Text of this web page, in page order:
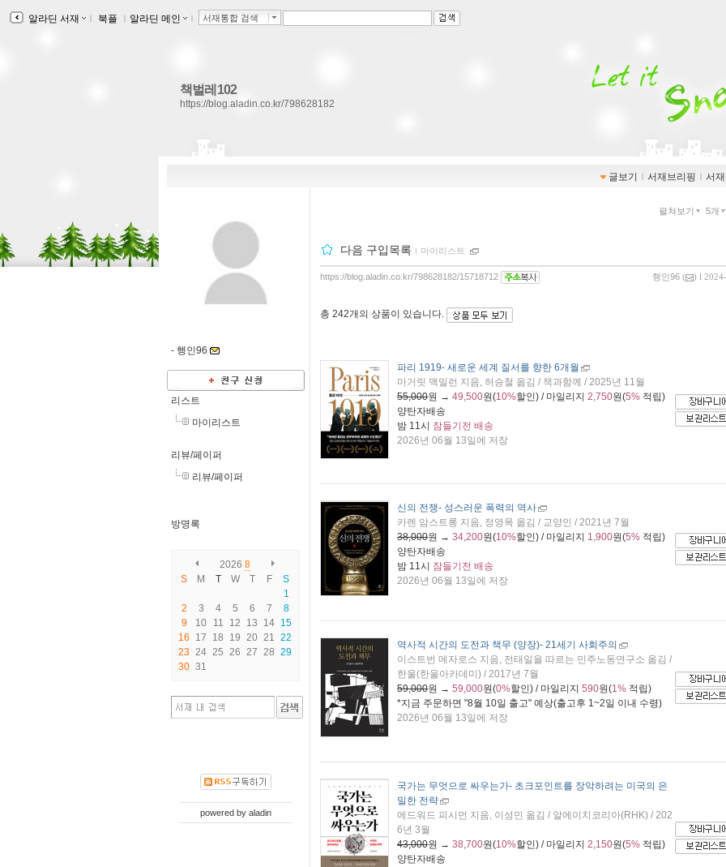
알라딘 서재 ｌ 북플 ｌ 알라딘 메인 ｌ 서재통합 검색
책벌레102
https://blog.aladin.co.kr/798628182
글보기 ｌ 서재브리핑 ｌ 서재
- 행인96
리스트
마이리스트
리뷰/페이퍼
리뷰/페이퍼
방명록
2026 8
S
M T W T F
S
1
2
3 4 5 6 7
8
9
10 11 12 13 14 15
16
17 18 19 20 21 22
23 24 25 26 27 28 29
30 31
powered by aladin
펼쳐보기 5개
다음 구입목록 ｌ 마이리스트
행인96 ( ) l
https://blog.aladin.co.kr/798628182/15718712
총 242개 의 상품이 있습니다.
파리 1919- 새로운 세계 질서를 향한 6개월
마거릿 맥밀런 지음, 허승철 옮김 / 책과함께 / 2025년 11월
55,000원 → 49,500원(10%할인) / 마일리지 2,750원(5% 적립)
양탄자배송
밤 11시 잠들기전 배송
2026년 06월 13일에 저장
신의 전쟁- 성스러운 폭력의 역사
카렌 암스트롱 지음, 정영목 옮김 / 교양인 / 2021년 7월
38,000원 → 34,200원(10%할인) / 마일리지 1,900원(5% 적립)
양탄자배송
밤 11시 잠들기전 배송
2026년 06월 13일에 저장
역사적 시간의 도전과 책무 (양장)- 21세기 사회주의
이스트번 메자로스 지음, 전태일을 따르는 민주노동연구소 옮김 /
한울(한울아카데미) / 2017년 7월
59,000원 → 59,000원(0%할인) / 마일리지 590원(1% 적립)
*지금 주문하면 "8월 10일 출고" 예상(출고후 1~2일 이내 수령)
2026년 06월 13일에 저장
국가는 무엇으로 싸우는가- 초크포인트를 장악하려는 미국의 은
밀한 전략
에드워드 피시먼 지음, 이성민 옮김 / 알에이치코리아(RHK) / 202
6년 3월
43,000원 → 38,700원(10%할인) / 마일리지 2,150원(5% 적립)
양탄자배송